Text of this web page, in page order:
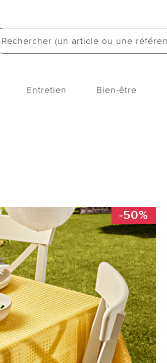
Entretien Bien-être
-50%